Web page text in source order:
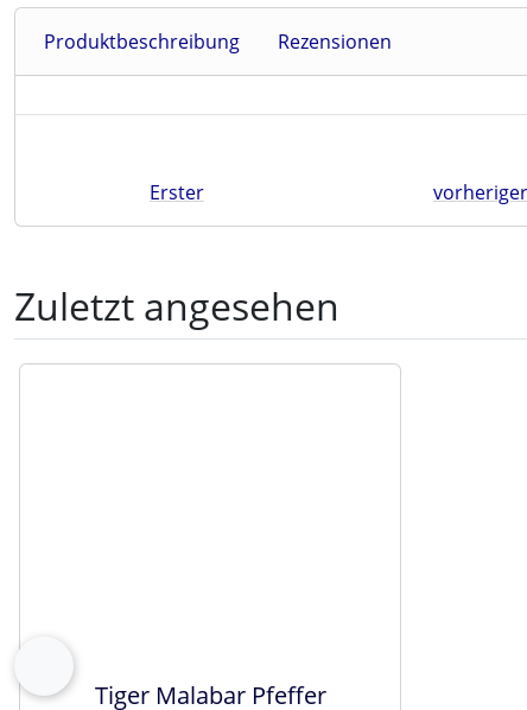
Produktbeschreibung Rezensionen
Erster vorheriger
Zuletzt angesehen
Es folgt ein Produktslider - navigieren Sie mit der Tab-
zurück Tiger Malabar Pfeffer